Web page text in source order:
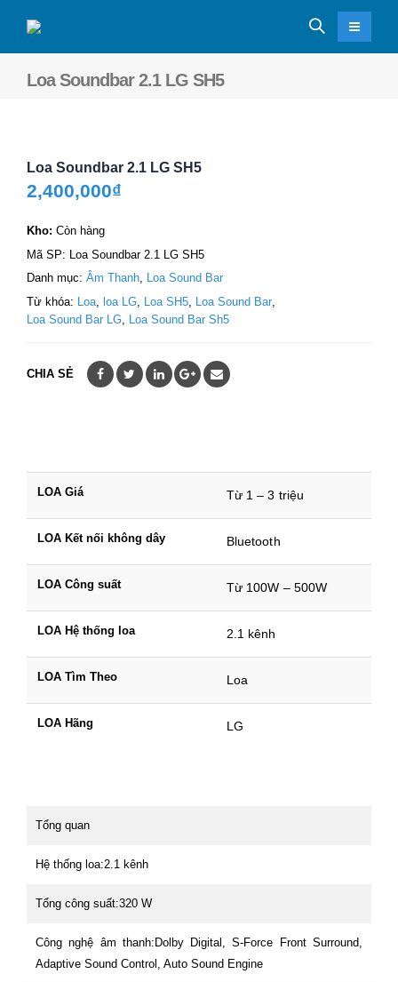
Loa Soundbar 2.1 LG SH5
Loa Soundbar 2.1 LG SH5
2,400,000₫
Kho: Còn hàng
Mã SP: Loa Soundbar 2.1 LG SH5
Danh mục: Âm Thanh, Loa Sound Bar
Từ khóa: Loa loa LG Loa SH5 Loa Sound Bar
Loa Sound Bar LG Loa Sound Bar Sh5
CHIA SẺ
LOA Giá Từ 1 – 3 triệu
LOA Kết nối không dây Bluetooth
LOA Công suất Từ 100W – 500W
LOA Hệ thống loa 2.1 kênh
LOA Tìm Theo Loa
LOA Hãng LG
Tổng quan
Hệ thống loa:2.1 kênh
Tổng công suất:320 W
Công nghệ âm thanh: Dolby Digital, S-Force Front Surround,
Adaptive Sound Control, Auto Sound Engine